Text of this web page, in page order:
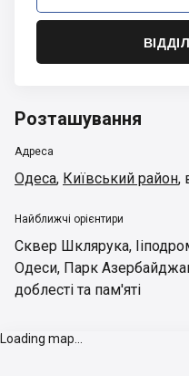
Розташування
Адреса
Одеса, Київський район,
Найближчі орієнтири
Сквер Шклярука,
Одеси, Парк
доблесті та пам'яті
Loading map...